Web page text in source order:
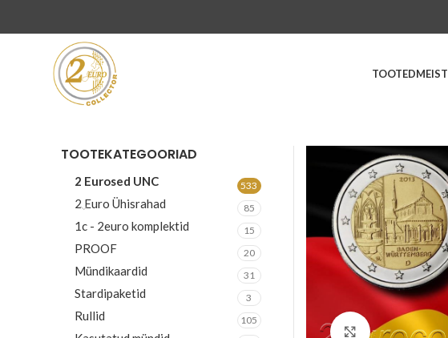
TOOTEDMEIST
Suurenda
TOOTEKATEGOORIAD
2 Eurosed UNC 533
2 Euro Ühisrahad 85
1c - 2euro komplektid 15
PROOF 20
Mündikaardid 31
Stardipaketid 3
Rullid 105